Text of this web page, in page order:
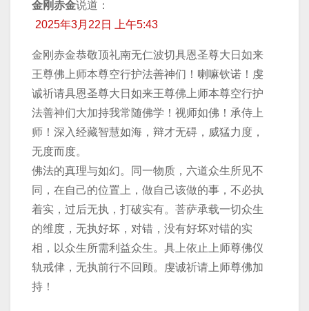
金刚赤金说道：
2025年3月22日 上午5:43
金刚赤金恭敬顶礼南无仁波切具恩圣尊大日如来
王尊佛上师本尊空行护法善神们！喇嘛钦诺！虔
诚祈请具恩圣尊大日如来王尊佛上师本尊空行护
法善神们大加持我常随佛学！视师如佛！承侍上
师！深入经藏智慧如海，辩才无碍，威猛力度，
无度而度。
佛法的真理与如幻。同一物质，六道众生所见不
同，在自己的位置上，做自己该做的事，不必执
着实，过后无执，打破实有。菩萨承载一切众生
的维度，无执好坏，对错，没有好坏对错的实
相，以众生所需利益众生。具上依止上师尊佛仪
轨戒侓，无执前行不回顾。虔诚祈请上师尊佛加
持！